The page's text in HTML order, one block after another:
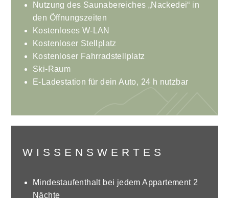
Nutzung des Saunabereiches „Nackedei“ in
den Öffnungszeiten
Kostenloses W-LAN
Kostenloser Stellplatz
Kostenloser Fahrradstellplatz
Ski-Raum
E-Ladestation für dein Auto, 24 h nutzbar
WISSENSWERTES
Mindestaufenthalt bei jedem Appartement 2
Nächte